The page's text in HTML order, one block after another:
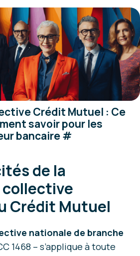
Crédit Mutuel : Ce
savoir pour les
bancaire#
de la
Crédit Mutuel
nationale de branche
1468 – s’applique à toute